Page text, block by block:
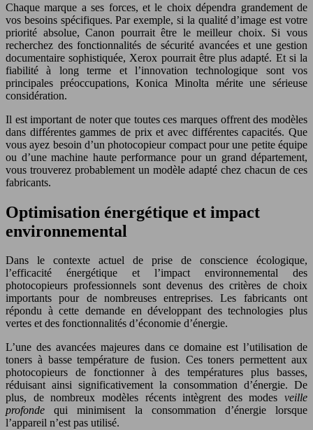
Chaque marque a ses forces, et le choix dépendra grandement de
vos besoins spécifiques. Par exemple, si la qualité d’image est votre
priorité absolue, Canon pourrait être le meilleur choix. Si vous
recherchez des fonctionnalités de sécurité avancées et une gestion
documentaire sophistiquée, Xerox pourrait être plus adapté. Et si la
fiabilité à long terme et l’innovation technologique sont vos
principales préoccupations, Konica Minolta mérite une sérieuse
considération.
Il est important de noter que toutes ces marques offrent des modèles
dans différentes gammes de prix et avec différentes capacités. Que
vous ayez besoin d’un photocopieur compact pour une petite équipe
ou d’une machine haute performance pour un grand département,
vous trouverez probablement un modèle adapté chez chacun de ces
fabricants.
Optimisation énergétique et impact
environnemental
Dans le contexte actuel de prise de conscience écologique,
l’efficacité énergétique et l’impact environnemental des
photocopieurs professionnels sont devenus des critères de choix
importants pour de nombreuses entreprises. Les fabricants ont
répondu à cette demande en développant des technologies plus
vertes et des fonctionnalités d’économie d’énergie.
L’une des avancées majeures dans ce domaine est l’utilisation de
toners à basse température de fusion. Ces toners permettent aux
photocopieurs de fonctionner à des températures plus basses,
réduisant ainsi significativement la consommation d’énergie. De
plus, de nombreux modèles récents intègrent des modes veille
profondequi minimisent la consommation d’énergie lorsque
l’appareil n’est pas utilisé.